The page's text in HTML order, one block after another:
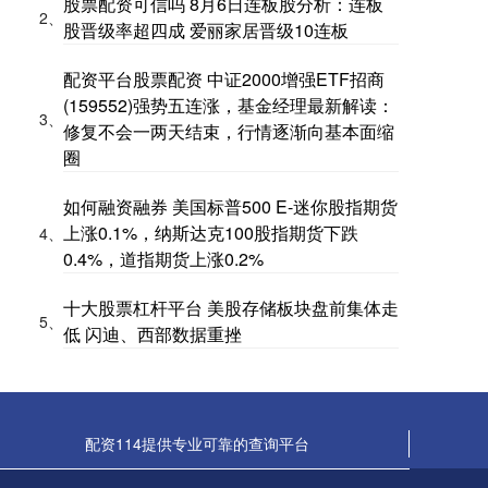
2、 股晋级率超四成 爱丽家居晋级10连板
3、
配资平台股票配资 中证2000增强ETF招商
(159552)强势五连涨，基金经理最新解读：
修复不会一两天结束，行情逐渐向基本面缩
圈
4、
如何融资融券 美国标普500 E-迷你股指期货
上涨0.1%，纳斯达克100股指期货下跌
0.4%，道指期货上涨0.2%
5、
十大股票杠杆平台 美股存储板块盘前集体走
低 闪迪、西部数据重挫
配资114提供专业可靠的查询平台